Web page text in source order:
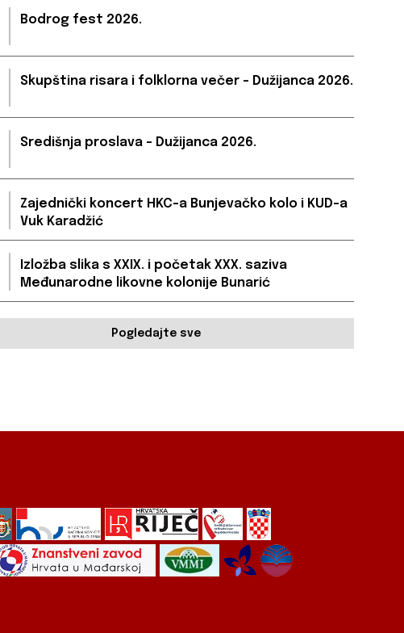
Bodrog fest 2026.
Skupština risara i folklorna večer – Dužijanca 2026.
Središnja proslava – Dužijanca 2026.
Zajednički koncert HKC-a Bunjevačko kolo i KUD-a
Vuk Karadžić
Izložba slika s XXIX. i početak XXX. saziva
Međunarodne likovne kolonije Bunarić
Pogledajte sve